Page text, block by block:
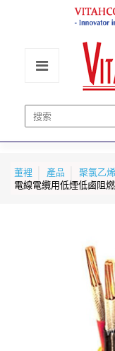
董裡 產品 聚氯乙
電線電纜用低煙低鹵阻